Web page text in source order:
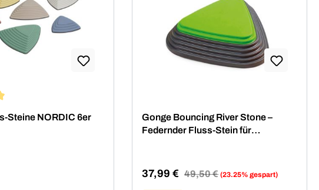
Steine NORDIC 6er
Gonge Bouncing River Stone –
Federnder Fluss-Stein für
Verkaufspreis:
37,99 € Regulärer Preis:
49,50 € (23.25% gespart)